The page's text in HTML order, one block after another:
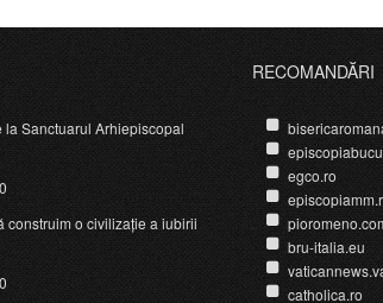
Sanctuarul Arhiepiscopal
0
construim o civilizație a iubirii
0
RECOMANDĂRI
egco.ro
bru-italia.eu
catholica.ro